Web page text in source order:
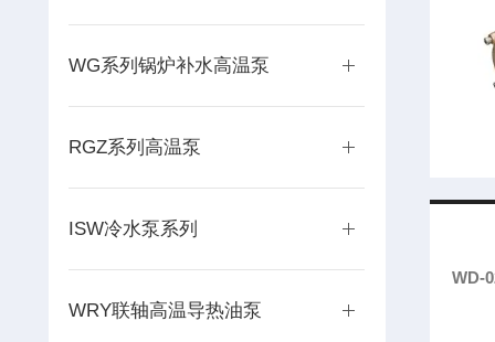
WG系列锅炉补水高温泵
RGZ系列高温泵
ISW冷水泵系列
WRY联轴高温导热油泵
WD-